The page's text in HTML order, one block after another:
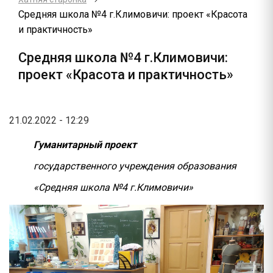
Средняя школа №4 г.Климовичи: проект «Красота
и практичность»
Средняя школа №4 г.Климовичи:
проект «Красота и практичность»
21.02.2022 - 12:29
Гуманитарный проект
государственного учреждения образования
«Средняя школа №4 г.Климовичи»